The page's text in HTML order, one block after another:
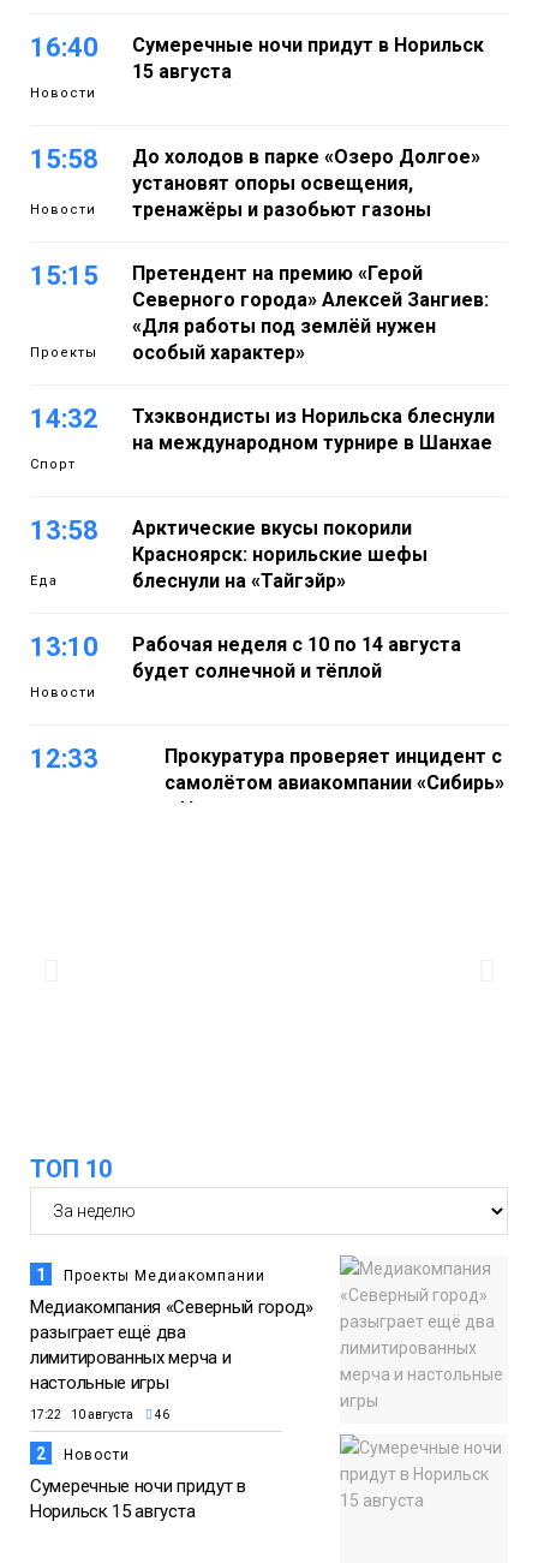
16:40
Новости
Сумеречные ночи придут в Норильск
15 августа
15:58
Новости
До холодов в парке «Озеро Долгое»
установят опоры освещения,
тренажёры и разобьют газоны
15:15
Проекты
Претендент на премию «Герой
Северного города» Алексей Зангиев:
«Для работы под землёй нужен
особый характер»
14:32
Спорт
Тхэквондисты из Норильска блеснули
на международном турнире в Шанхае
13:58
Еда
Арктические вкусы покорили
Красноярск: норильские шефы
блеснули на «Тайгэйр»
13:10
Новости
Рабочая неделя с 10 по 14 августа
будет солнечной и тёплой
12:33
Прокуратура проверяет инцидент с
самолётом авиакомпании «Сибирь»
в Норильске
ТОП 10
1 Проекты Медиакомпании
Медиакомпания «Северный город»
разыграет ещё два
лимитированных мерча и
настольные игры
17:22 10 августа 46
2 Новости
Сумеречные ночи придут в
Норильск 15 августа